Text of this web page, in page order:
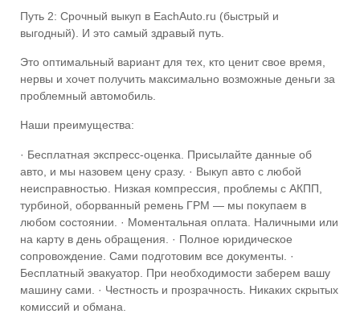
Путь 2: Срочный выкуп в EachAuto.ru (быстрый и
выгодный). И это самый здравый путь.
Это оптимальный вариант для тех, кто ценит свое время,
нервы и хочет получить максимально возможные деньги за
проблемный автомобиль.
Наши преимущества:
· Бесплатная экспресс-оценка. Присылайте данные об
авто, и мы назовем цену сразу. · Выкуп авто с любой
неисправностью. Низкая компрессия, проблемы с АКПП,
турбиной, оборванный ремень ГРМ — мы покупаем в
любом состоянии. · Моментальная оплата. Наличными или
на карту в день обращения. · Полное юридическое
сопровождение. Сами подготовим все документы. ·
Бесплатный эвакуатор. При необходимости заберем вашу
машину сами. · Честность и прозрачность. Никаких скрытых
комиссий и обмана.